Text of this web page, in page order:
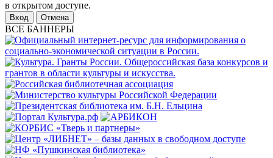
в открытом доступе.
Отмена
ВСЕ БАННЕРЫ